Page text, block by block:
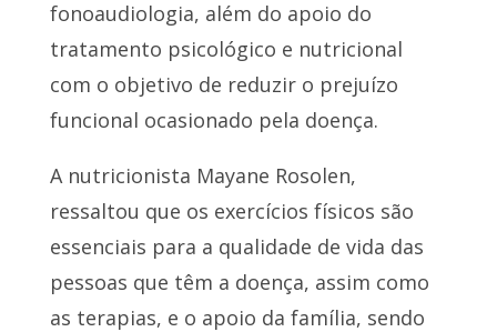
fonoaudiologia, além do apoio do
tratamento psicológico e nutricional
com o objetivo de reduzir o prejuízo
funcional ocasionado pela doença.
A nutricionista Mayane Rosolen,
ressaltou que os exercícios físicos são
essenciais para a qualidade de vida das
pessoas que têm a doença, assim como
as terapias, e o apoio da família, sendo